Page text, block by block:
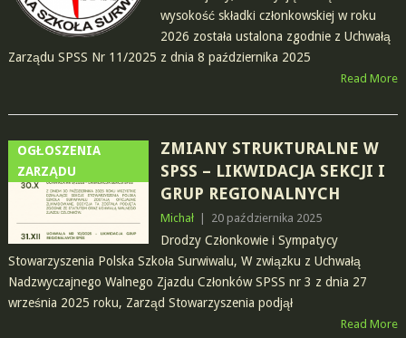
wysokość składki członkowskiej w roku
2026 została ustalona zgodnie z Uchwałą
Zarządu SPSS Nr 11/2025 z dnia 8 października 2025
Read More
OGŁOSZENIA
ZARZĄDU
ZMIANY STRUKTURALNE W
SPSS – LIKWIDACJA SEKCJI I
GRUP REGIONALNYCH
Michał 20 października 2025
Drodzy Członkowie i Sympatycy
Stowarzyszenia Polska Szkoła Surwiwalu, W związku z Uchwałą
Nadzwyczajnego Walnego Zjazdu Członków SPSS nr 3 z dnia 27
września 2025 roku, Zarząd Stowarzyszenia podjął
Read More